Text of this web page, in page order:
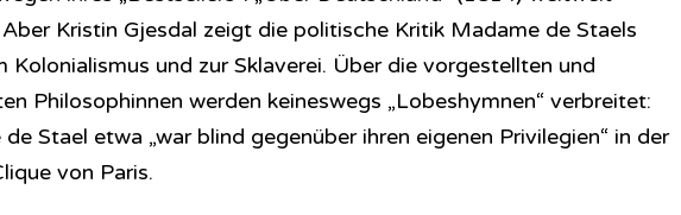
Kristin Gjesdal zeigt die politische Kritik Madame de Staels
Kolonialismus und zur Sklaverei. Über die vorgestellten und
Philosophinnen werden keineswegs „Lobeshymnen“ verbreitet:
Stael etwa „war blind gegenüber ihren eigenen Privilegien“ in der
von Paris.